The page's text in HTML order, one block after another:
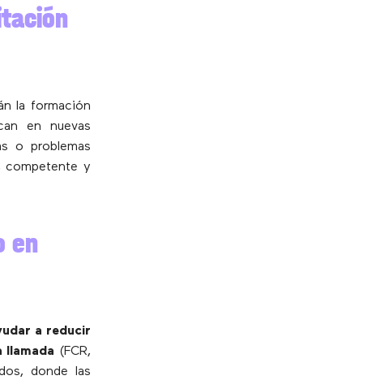
la formación
en nuevas
o problemas
competente y
en
a reducir
llamada (FCR,
donde las